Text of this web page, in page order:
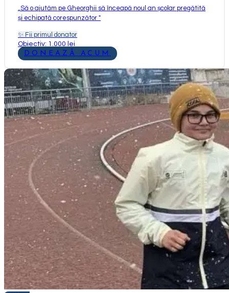
Să o ajutăm pe Gheorghii să înceapă noul an școlar pregătită
și echipată corespunzător "
✨ Fii primul donator
Obiectiv: 1.000 lei
DONEAZĂ ACUM